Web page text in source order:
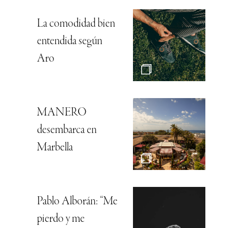
La comodidad bien
entendida según
Aro
MANERO
desembarca en
Marbella
Pablo Alborán: “Me
pierdo y me